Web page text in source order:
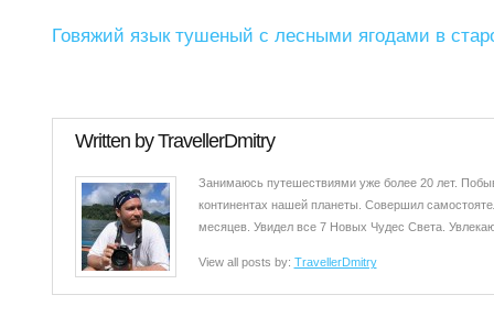
Говяжий язык тушеный с лесными ягодами в
Written byTravellerDmitry
Занимаюсь путешествиями уже более 20 лет.
континентах нашей планеты. Совершил
месяцев. Увидел все 7 Новых Чудес Света.
View all posts by: TravellerDmitry